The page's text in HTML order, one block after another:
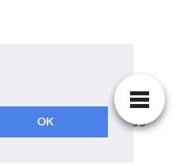
para todo el mundo
OK